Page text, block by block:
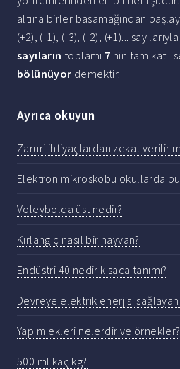
altına birler basamağından
(+2), (-1), (-3), (-2), (+1)...
sayıların toplamı 7'nin tam katı
bölünüyor demektir.
Ayrıca okuyun
Zaruri ihtiyaçlardan zekat verilir
Elektron mikroskobu okullarda
Voleybolda üst nedir?
Kırlangıç nasıl bir hayvan?
Endüstri 40 nedir kısaca tanımı?
Devreye elektrik enerjisi
Yapım ekleri nelerdir ve örnekler?
500 ml kaç kg?